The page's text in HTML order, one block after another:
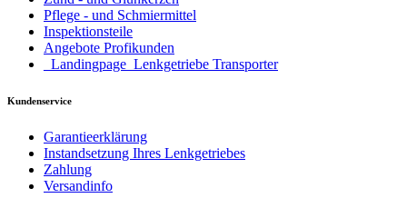
Pflege - und Schmiermittel
Inspektionsteile
Angebote Profikunden
_Landingpage_Lenkgetriebe Transporter
Kundenservice
Garantieerklärung
Instandsetzung Ihres Lenkgetriebes
Zahlung
Versandinfo